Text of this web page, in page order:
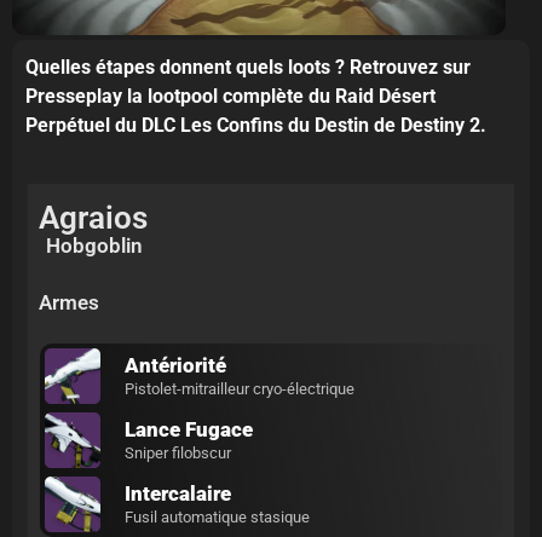
Quelles étapes donnent quels loots ? Retrouvez sur
Presseplay la lootpool complète du Raid Désert
Perpétuel du DLC Les Confins du Destin de Destiny 2.
Agraios
Hobgoblin
Armes
Antériorité
Pistolet-mitrailleur cryo-électrique
Lance Fugace
Sniper filobscur
Intercalaire
Fusil automatique stasique